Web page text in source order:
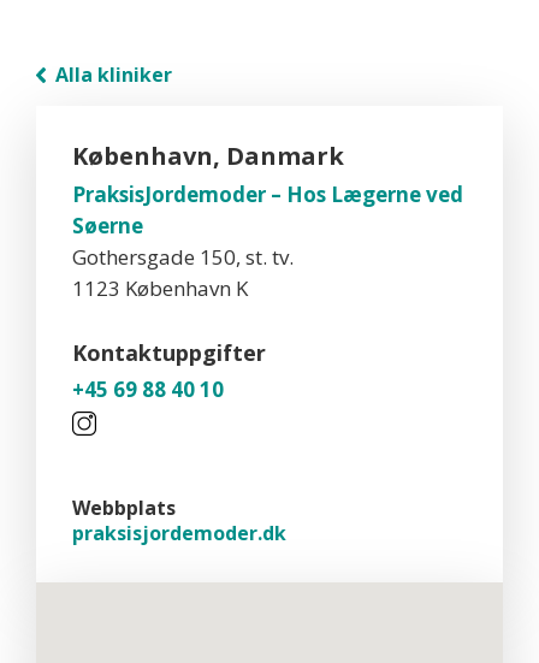
Alla kliniker
København, Danmark
PraksisJordemoder – Hos Lægerne ved
Søerne
Gothersgade 150, st. tv.
1123 København K
Kontaktuppgifter
+45 69 88 40 10
Webbplats
praksisjordemoder.dk